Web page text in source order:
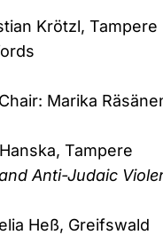
Krötzl, Tampere
Chair: Marika
Tampere
Anti-Judaic
Heß, Greifswald